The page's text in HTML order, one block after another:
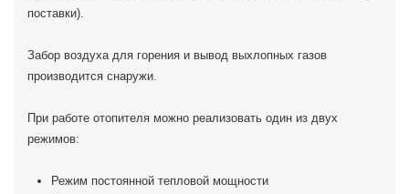
поставки).
Забор воздуха для горения и вывод выхлопных газов
производится снаружи.
При работе отопителя можно реализовать один из двух
режимов:
Режим постоянной тепловой мощности